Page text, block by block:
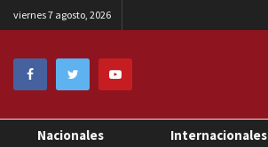
viernes 7 agosto, 2026
Nacionales Internacionales